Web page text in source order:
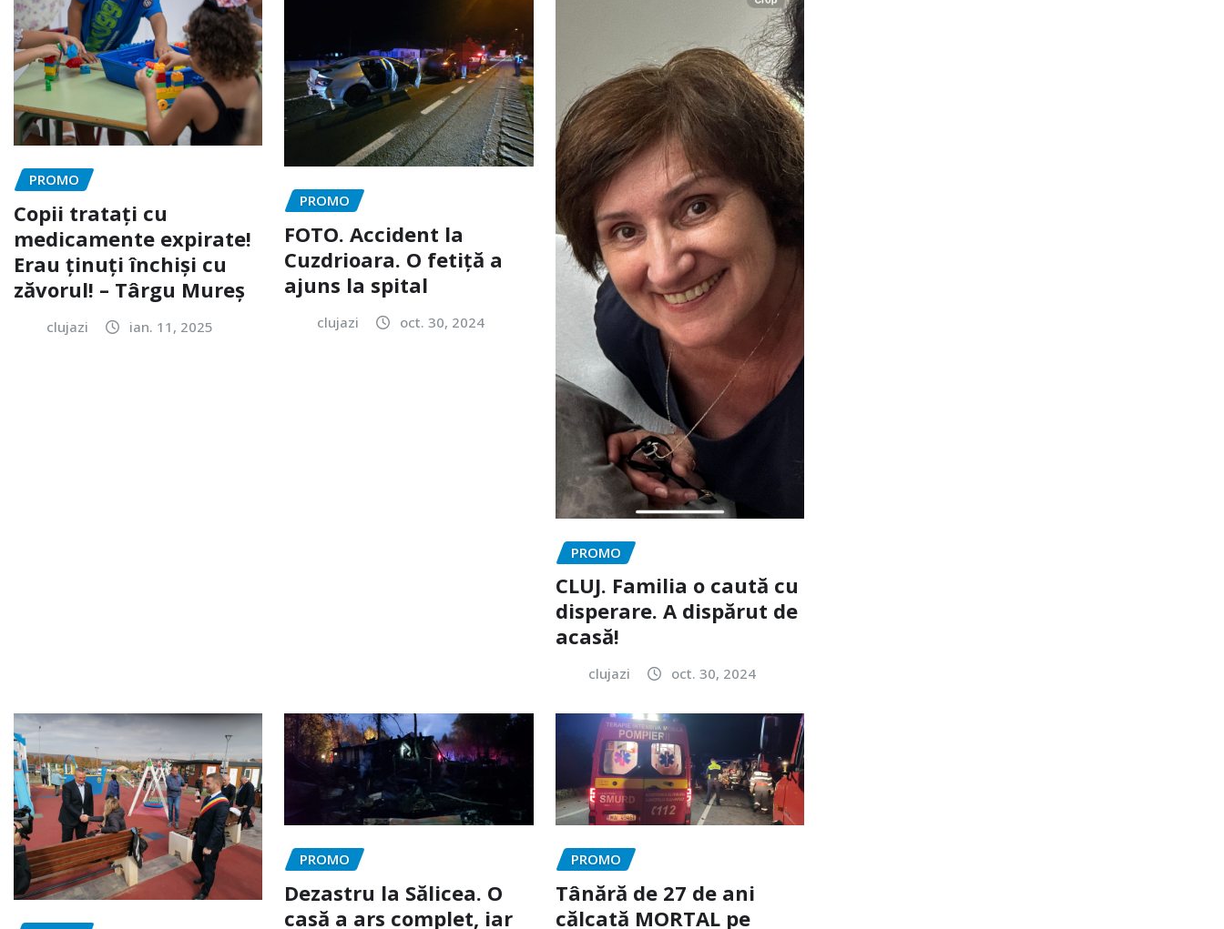
PROMO
Copii tratați cu
medicamente expirate!
Erau ținuți închiși cu
zăvorul! – Târgu Mureș
clujazi ian. 11, 2025
PROMO
FOTO. Accident la
Cuzdrioara. O fetiță a
ajuns la spital
clujazi oct. 30, 2024
PROMO
CLUJ. Familia o caută cu
disperare. A dispărut de
acasă!
clujazi oct. 30, 2024
PROMO
Dezastru la Sălicea. O
casă a ars complet, iar
PROMO
Tânără de 27 de ani
călcată MORTAL pe